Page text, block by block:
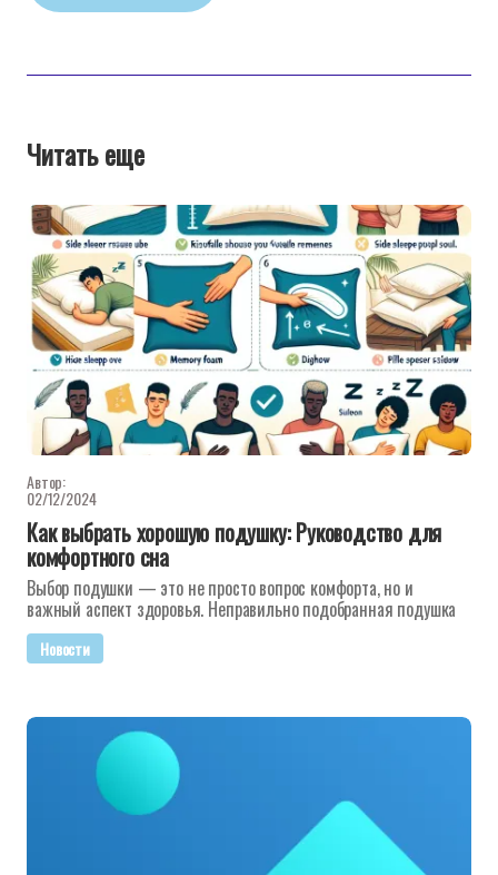
Читать еще
Автор:
02/12/2024
Как выбрать хорошую подушку: Руководство для
комфортного сна
Выбор подушки — это не просто вопрос комфорта, но и
важный аспект здоровья. Неправильно подобранная подушка
Новости